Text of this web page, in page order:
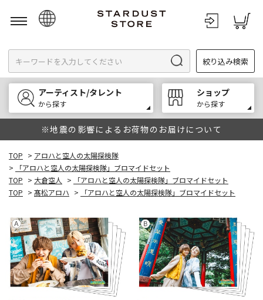
English
한국어
中文
絞り込み検索
アーティスト/タレント
から探す
ショップ
から探す
※地震の影響によるお荷物のお届けについて
TOP > アロハと空人の太陽探検隊
>
「アロハと空人の太陽探検隊」ブロマイドセット
TOP > 大倉空人 >
「アロハと空人の太陽探検隊」ブロマイドセット
TOP > 髙松アロハ > 「アロハと空人の太陽探検隊」ブロマイドセット